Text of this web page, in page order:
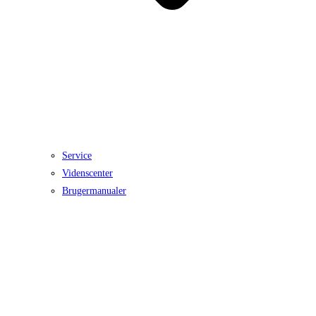
Service
Videnscenter
Brugermanualer